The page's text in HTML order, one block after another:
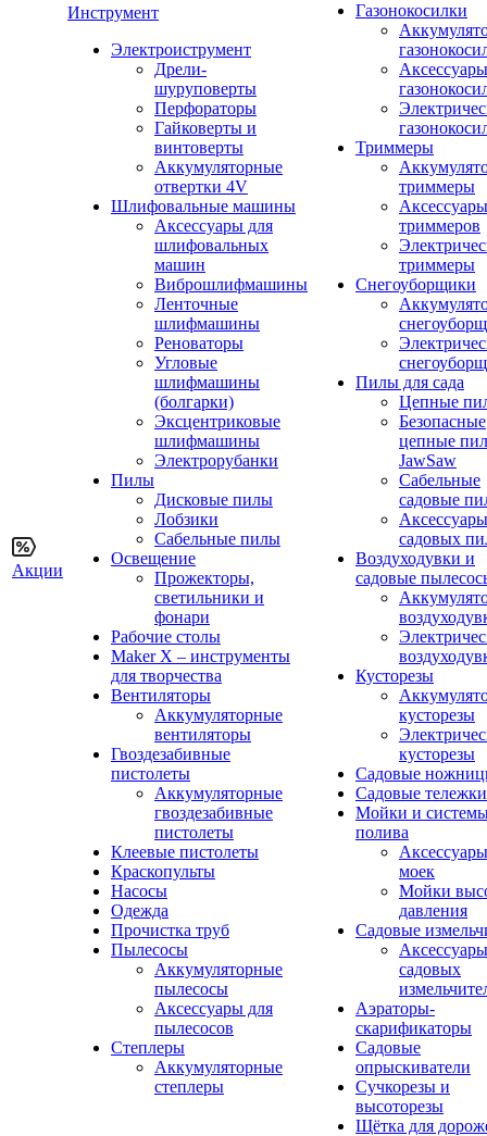
Акции
Инструмент
Электроиструмент
Дрели-
шуруповерты
Перфораторы
Гайковерты и
винтоверты
Аккумуляторные
отвертки 4V
Шлифовальные машины
Аксессуары для
шлифовальных
машин
Виброшлифмашины
Ленточные
шлифмашины
Реноваторы
Угловые
шлифмашины
(болгарки)
Эксцентриковые
шлифмашины
Электрорубанки
Пилы
Дисковые пилы
Лобзики
Сабельные пилы
Освещение
Прожекторы,
светильники и
фонари
Рабочие столы
Maker X – инструменты
для творчества
Вентиляторы
Аккумуляторные
вентиляторы
Гвоздезабивные
пистолеты
Аккумуляторные
гвоздезабивные
пистолеты
Клеевые пистолеты
Краскопульты
Насосы
Одежда
Прочистка труб
Пылесосы
Аккумуляторные
пылесосы
Аксессуары для
пылесосов
Степлеры
Аккумуляторные
степлеры
Газонокосилки
Триммеры
триммеры
триммеров
триммеры
Снегоуборщики
Пилы для сада
Цепные
Безопасные
цепные
JawSaw
Сабельные
садовые
садовых
Воздуходувки и
садовые
Кусторезы
кусторезы
кусторезы
Садовые
Садовые тележки
Мойки и
полива
моек
Мойки
давления
Садовые
садовых
Аэраторы-
скарификаторы
Садовые
опрыскиватели
Сучкорезы и
высоторезы
Щётка для